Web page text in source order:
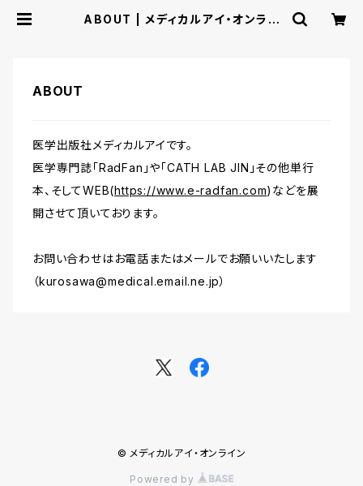
ABOUT | メディカルアイ・オンライ
ABOUT
医学出版社メディカルアイです。
医学専門誌「RadFan」や「CATH LAB JIN」その他単行
本、そしてWEB(https://www.e-radfan.com)などを展
開させて頂いております。
お問い合わせはお電話またはメールでお願いいたします
（kurosawa@medical.email.ne.jp）
© メディカルアイ・オンライン
Powered by